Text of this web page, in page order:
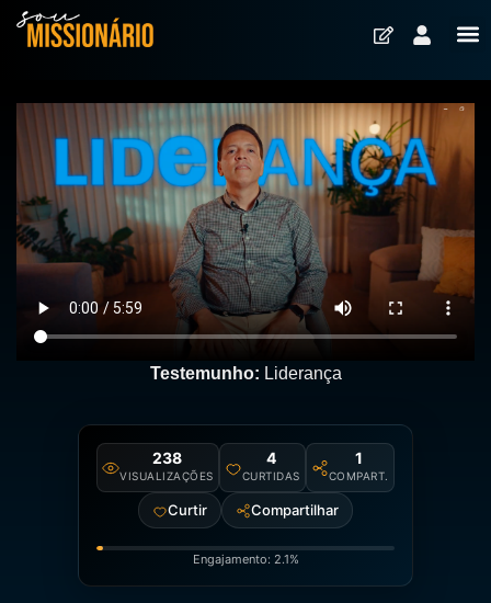
Testemunho: Liderança
238
VISUALIZAÇÕES
4
CURTIDAS
1
COMPART.
Curtir Compartilhar
Engajamento: 2.1%